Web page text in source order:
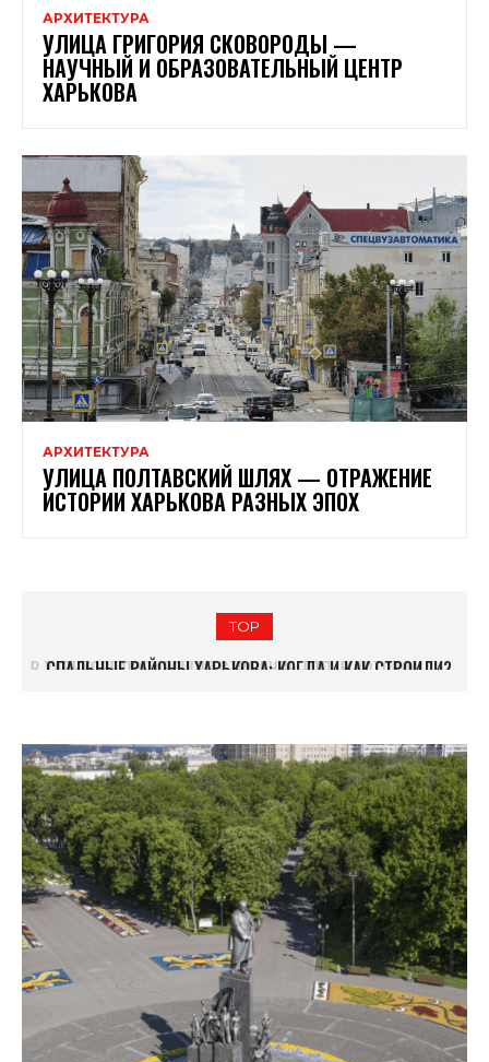
АРХИТЕКТУРА
УЛИЦА ГРИГОРИЯ СКОВОРОДЫ —
НАУЧНЫЙ И ОБРАЗОВАТЕЛЬНЫЙ ЦЕНТР
ХАРЬКОВА
АРХИТЕКТУРА
УЛИЦА ПОЛТАВСКИЙ ШЛЯХ — ОТРАЖЕНИЕ
ИСТОРИИ ХАРЬКОВА РАЗНЫХ ЭПОХ
TOP
СПАЛЬНЫЕ РАЙОНЫ ХАРЬКОВА: КОГДА И КАК СТРОИЛИ?
ПЕРВЫЙ СОВЕТСКИЙ НЕБОСКРЕБ. ИСТОРИЯ ГОСПРОМА